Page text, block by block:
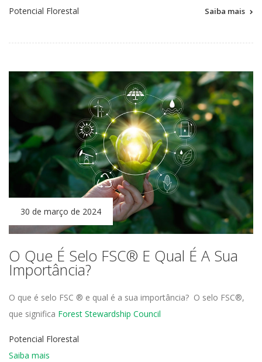
Potencial Florestal Saiba mais
30 de março de 2024
O Que É Selo FSC® E Qual É A Sua
Importância?
O que é selo FSC ® e qual é a sua importância? O selo FSC®,
que significa Forest Stewardship Council
Potencial Florestal
Saiba mais